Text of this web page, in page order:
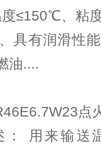
、粘度
具有润滑性
油....
点
来输送温